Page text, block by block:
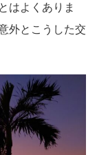
はよくありま
外とこうした交